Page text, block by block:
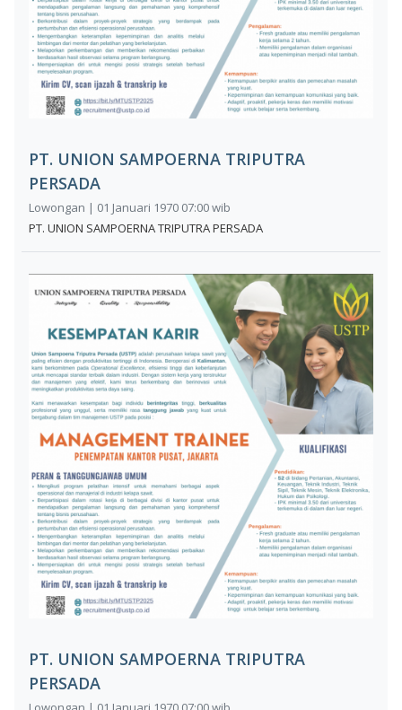
PT. UNION SAMPOERNA TRIPUTRA
PERSADA
Lowongan | 01 Januari 1970 07:00 wib
PT. UNION SAMPOERNA TRIPUTRA PERSADA
PT. UNION SAMPOERNA TRIPUTRA
PERSADA